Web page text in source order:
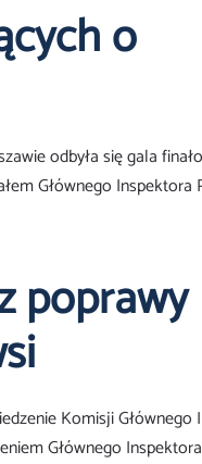
o
odbyła się gala
Głównego Inspektora
poprawy
Komisji
Głównego